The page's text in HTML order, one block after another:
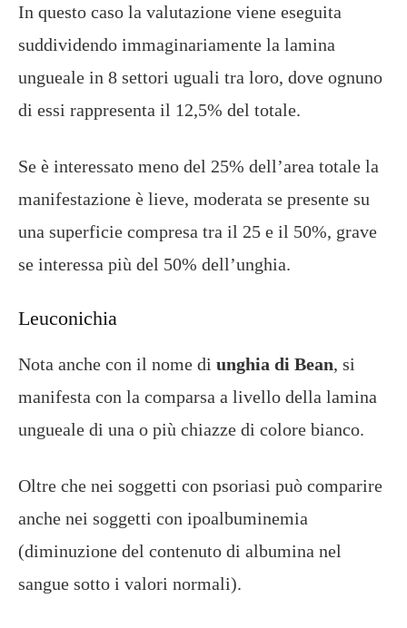
In questo caso la valutazione viene eseguita
suddividendo immaginariamente la lamina
ungueale in 8 settori uguali tra loro, dove ognuno
di essi rappresenta il 12,5% del totale.
Se è interessato meno del 25% dell’area totale la
manifestazione è lieve, moderata se presente su
una superficie compresa tra il 25 e il 50%, grave
se interessa più del 50% dell’unghia.
Leuconichia
Nota anche con il nome di unghia di Bean, si
manifesta con la comparsa a livello della lamina
ungueale di una o più chiazze di colore bianco.
Oltre che nei soggetti con psoriasi può comparire
anche nei soggetti con ipoalbuminemia
(diminuzione del contenuto di albumina nel
sangue sotto i valori normali).